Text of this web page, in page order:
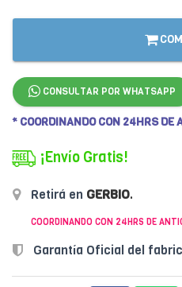
CONSULTAR POR WHATSAPP
* COORDINANDO CON 24HRS DE
¡Envío Gratis!
Retirá en GERBIO.
COORDINANDO CON 24HRS DE
Garantía Oficial del